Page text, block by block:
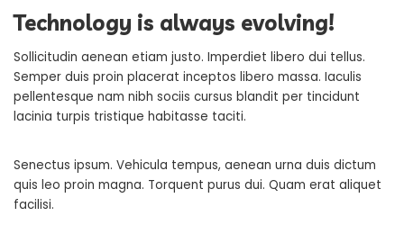
Technology is always evolving!
Sollicitudin aenean etiam justo. Imperdiet libero dui tellus.
Semper duis proin placerat inceptos libero massa. Iaculis
pellentesque nam nibh sociis cursus blandit per tincidunt
lacinia turpis tristique habitasse taciti.
Senectus ipsum. Vehicula tempus, aenean urna duis dictum
quis leo proin magna. Torquent purus dui. Quam erat aliquet
facilisi.